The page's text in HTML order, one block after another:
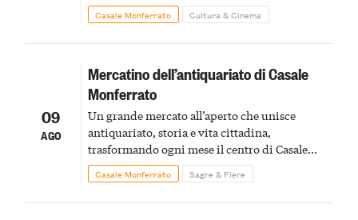
Casale Monferrato Cultura & Cinema
09
AGO
Mercatino dell’antiquariato di Casale
Monferrato
Un grande mercato all’aperto che unisce
antiquariato, storia e vita cittadina,
trasformando ogni mese il centro di Casale
Monferrato in un luogo di scoperta e racconto
Casale Monferrato Sagre & Fiere